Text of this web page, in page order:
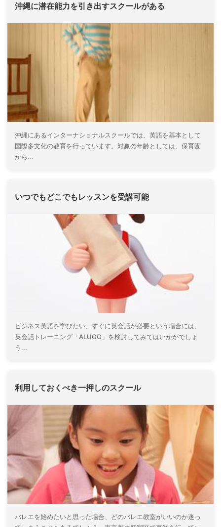
沖縄に潜在能力を引き出すスクールがある
沖縄にあるインターナショナルスクールでは、英語を基本として
国際多文化の教育を行っています。対象の年齢としては、保育園
から...
いつでもどこでもレッスンを受講可能
ビジネス英語を学びたい、すぐに英会話が必要という場合には、
英会話トレーニング「ALUGO」を検討してみてはいかがでしょ
う...
利用しておくべき一押しのスクール
バレエを始めたいと思った場合、どのバレエ教室がいいのか迷っ